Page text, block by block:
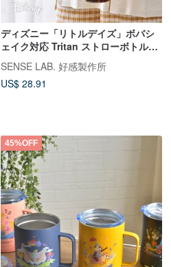
ディズニー「リトルデイズ」ボバシ
ェイク対応 Tritan ストローボトル
1000ml
SENSE LAB. 好感製作所
US$ 28.91
45%OFF